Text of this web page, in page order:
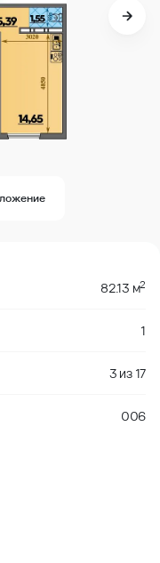
82.13 м2
1
3 из17
006